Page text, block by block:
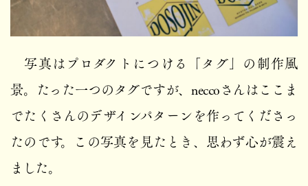
写真はプロダクトにつける「タグ」の制作風
景。たった一つのタグですが、neccoさんはここま
でたくさんのデザインパターンを作ってくださっ
たのです。この写真を見たとき、思わず心が震え
ました。